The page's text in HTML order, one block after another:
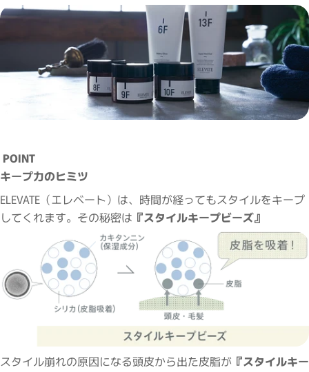
POINT
キープ力のヒミツ
ELEVATE（エレベート）は、時間が経ってもスタイルをキープ
してくれます。その秘密は 『スタイルキープビーズ』
スタイル崩れの原因になる頭皮から出た皮脂が 『スタイルキー